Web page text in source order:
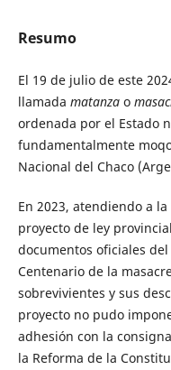
Resumo
El 19 de julio de este
llamada matanzao
ordenada por el Estado
fundamentalmente
Nacional del Chaco
En 2023, atendiendo a
proyecto de ley
documentos oficiales
Centenario de la
sobrevivientes y sus
proyecto no pudo
adhesión con la
la Reforma de la